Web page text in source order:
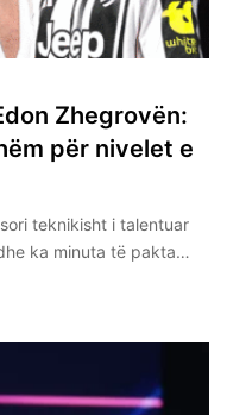
Zhegrovën:
për nivelet e
teknikisht i talentuar
ka minuta të pakta…